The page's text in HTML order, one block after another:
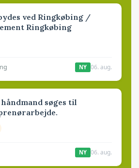
ved Ringkøbing /
Ringkøbing
NY 06. aug.
søges til
NY 06. aug.